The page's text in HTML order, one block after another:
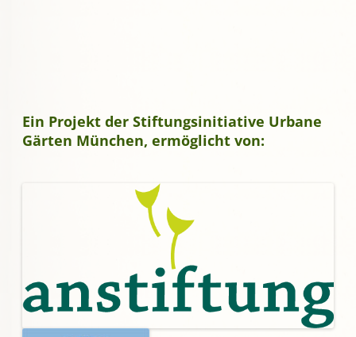
Ein Projekt der Stiftungsinitiative Urbane
Gärten München, ermöglicht von: